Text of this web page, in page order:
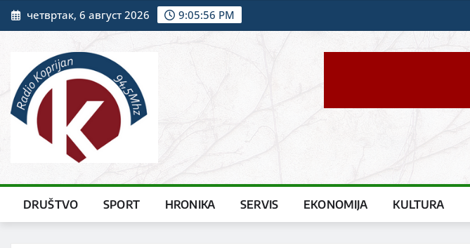
Skip
to
четвртак, 6 август 2026 9:05:58 PM
DRUŠTVO SPORT HRONIKA SERVIS EKONOMIJA KULTURA